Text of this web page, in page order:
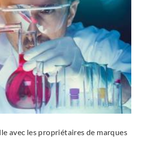
avec les propriétaires de marques